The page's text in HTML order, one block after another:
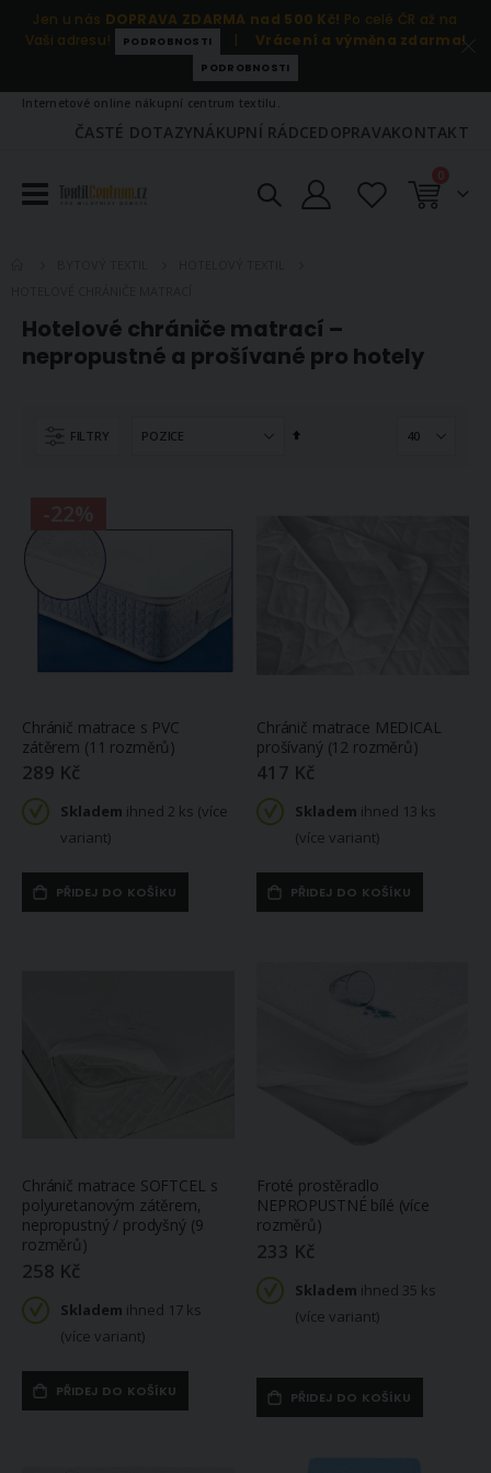
Jen u nás DOPRAVA ZDARMA nad 500 Kč! Po celé ČR až na
Vaši adresu!
PODROBNOSTI | Vrácení a výměna zdarma!
PODROBNOSTI
Internetové online nákupní centrum textilu.
ČASTÉ DOTAZYNÁKUPNÍ RÁDCEDOPRAVAKONTAKT
Košík
0položky
Hotelové chrániče matrací –
nepropustné a prošívané pro hotely
FILTRY
Nastavit
Chránič matrace s PVC
zátěrem (11 rozměrů)
289 Kč
Skladem ihned 2 ks (více
variant)
PŘIDEJ DO KOŠÍKU
Chránič matrace MEDICAL
prošívaný (12 rozměrů)
417 Kč
Skladem ihned 13 ks
(více variant)
PŘIDEJ DO KOŠÍKU
Chránič matrace SOFTCEL s
polyuretanovým zátěrem,
nepropustný / prodyšný (9
rozměrů)
258 Kč
Skladem ihned 17 ks
(více variant)
PŘIDEJ DO KOŠÍKU
Froté prostěradlo
NEPROPUSTNÉ bílé (více
rozměrů)
233 Kč
Skladem ihned 35 ks
(více variant)
PŘIDEJ DO KOŠÍKU
319 Kč 1 790 Kč
Na